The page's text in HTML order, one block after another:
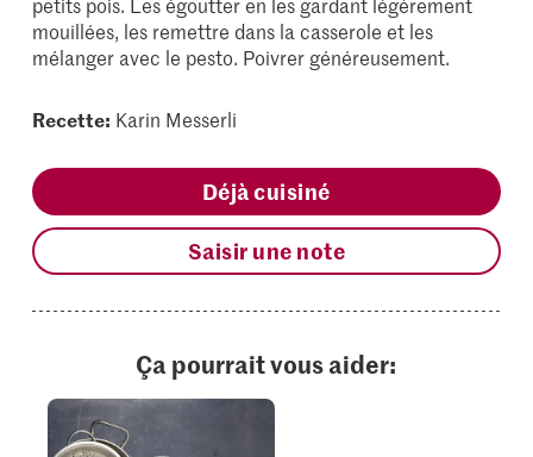
mouillées, les remettre dans la casserole et les
mélanger avec le pesto. Poivrer généreusement.
Recette: Karin Messerli
Déjà cuisiné
Saisir une note
Ça pourrait vous aider: